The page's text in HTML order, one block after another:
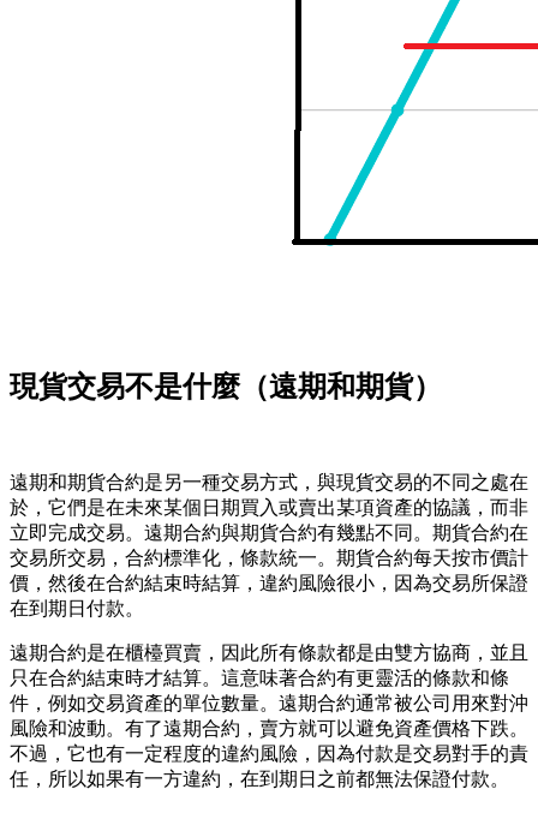
現貨交易不是什麼（遠期和期貨）
遠期和期貨合約是另一種交易方式，與現貨交易的不同之處在
於，它們是在未來某個日期買入或賣出某項資產的協議，而非
立即完成交易。遠期合約與期貨合約有幾點不同。期貨合約在
交易所交易，合約標準化，條款統一。期貨合約每天按市價計
價，然後在合約結束時結算，違約風險很小，因為交易所保證
在到期日付款。
遠期合約是在櫃檯買賣，因此所有條款都是由雙方協商，並且
只在合約結束時才結算。這意味著合約有更靈活的條款和條
件，例如交易資產的單位數量。遠期合約通常被公司用來對沖
風險和波動。有了遠期合約，賣方就可以避免資產價格下跌。
不過，它也有一定程度的違約風險，因為付款是交易對手的責
任，所以如果有一方違約，在到期日之前都無法保證付款。